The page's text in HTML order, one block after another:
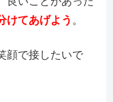
けてあげよう 。
顔で接したいで